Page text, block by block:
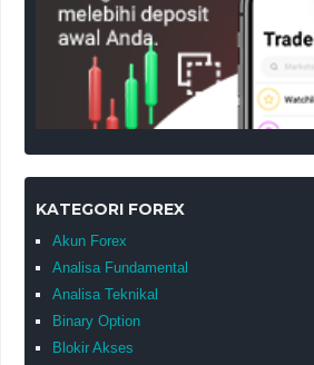
KATEGORI FOREX
Akun Forex
Analisa Fundamental
Analisa Teknikal
Binary Option
Blokir Akses